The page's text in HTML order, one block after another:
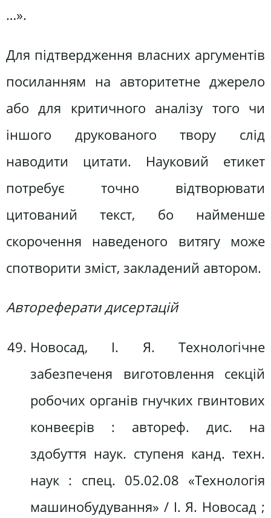
…».
Для підтвердження власних аргументів
посиланням на авторитетне джерело
або для критичного аналізу того чи
іншого друкованого твору слід
наводити цитати. Науковий етикет
потребує точно відтворювати
цитований текст, бо найменше
скорочення наведеного витягу може
спотворити зміст, закладений автором.
Автореферати дисертацій
Новосад, І. Я. Технологічне
забезпеченя виготовлення секцій
робочих органів гнучких гвинтових
конвеєрів : автореф. дис. на
здобуття наук. ступеня канд. техн.
наук : спец. 05.02.08 «Технологія
машинобудування» / І. Я. Новосад ;